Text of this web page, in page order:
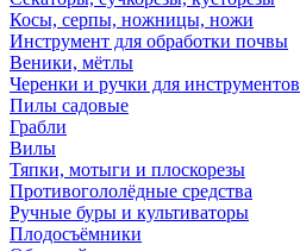
Косы, серпы, ножницы, ножи
Инструмент для обработки почвы
Веники, мётлы
Черенки и ручки для инструментов
Пилы садовые
Грабли
Вилы
Тяпки, мотыги и плоскорезы
Противогололёдные средства
Ручные буры и культиваторы
Плодосъёмники